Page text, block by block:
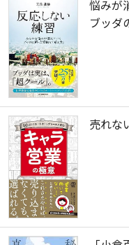
悩みが
ブッダ
売れな